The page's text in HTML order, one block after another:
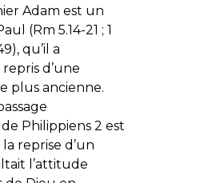
Adam est un
(Rm 5.14-21 ; 1
qu’il a
d’une
plus ancienne.
Philippiens 2 est
reprise d’un
l’attitude